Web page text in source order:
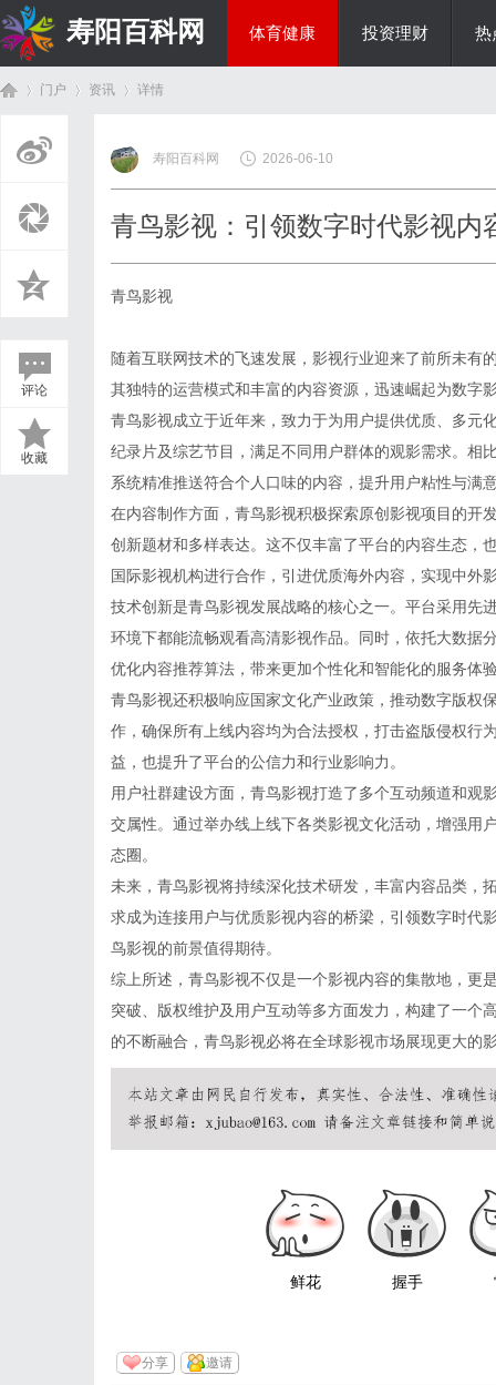
寿阳百科网 体育健康 投资理财 热
门户 资讯
›
详情
评论
收藏
寿阳百科网 2026-06-10
青鸟影视：引领数字时代影视内
青鸟影视
随着互联网技术的飞速发展，影视行业迎来了前所未有
其独特的运营模式和丰富的内容资源，迅速崛起为数字
青鸟影视成立于近年来，致力于为用户提供优质、多元
纪录片及综艺节目，满足不同用户群体的观影需求。相
系统精准推送符合个人口味的内容，提升用户粘性与满
在内容制作方面，青鸟影视积极探索原创影视项目的开
创新题材和多样表达。这不仅丰富了平台的内容生态，
国际影视机构进行合作，引进优质海外内容，实现中外
技术创新是青鸟影视发展战略的核心之一。平台采用先
环境下都能流畅观看高清影视作品。同时，依托大数据
优化内容推荐算法，带来更加个性化和智能化的服务体
青鸟影视还积极响应国家文化产业政策，推动数字版权
作，确保所有上线内容均为合法授权，打击盗版侵权行
益，也提升了平台的公信力和行业影响力。
用户社群建设方面，青鸟影视打造了多个互动频道和观
交属性。通过举办线上线下各类影视文化活动，增强用
态圈。
未来，青鸟影视将持续深化技术研发，丰富内容品类，
求成为连接用户与优质影视内容的桥梁，引领数字时代
鸟影视的前景值得期待。
综上所述，青鸟影视不仅是一个影视内容的集散地，更
突破、版权维护及用户互动等多方面发力，构建了一个
的不断融合，青鸟影视必将在全球影视市场展现更大的
鲜花 握手
分享 邀请